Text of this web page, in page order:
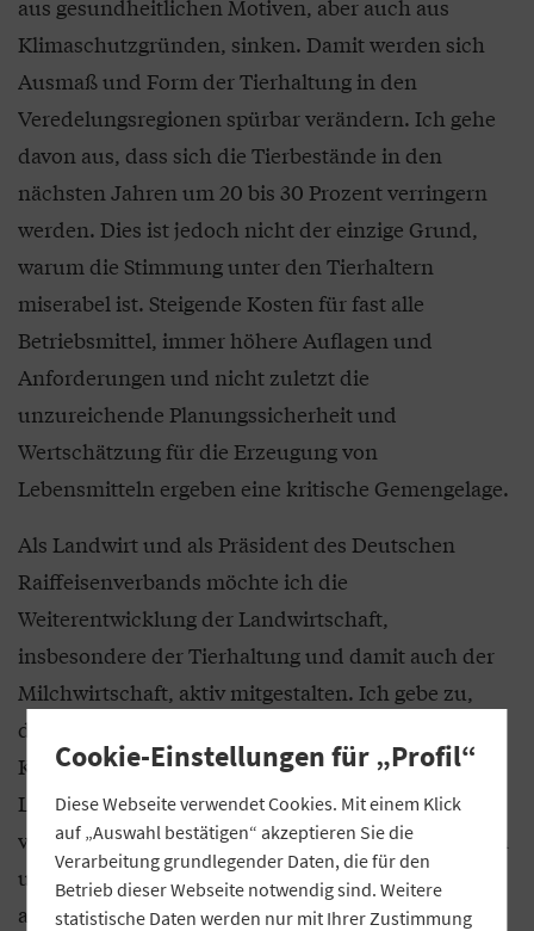
aus gesundheitlichen Motiven, aber auch aus
Klimaschutzgründen, sinken. Damit werden sich
Ausmaß und Form der Tierhaltung in den
Veredelungsregionen spürbar verändern. Ich gehe
davon aus, dass sich die Tierbestände in den
nächsten Jahren um 20 bis 30 Prozent verringern
werden. Dies ist jedoch nicht der einzige Grund,
warum die Stimmung unter den Tierhaltern
miserabel ist. Steigende Kosten für fast alle
Betriebsmittel, immer höhere Auflagen und
Anforderungen und nicht zuletzt die
unzureichende Planungssicherheit und
Wertschätzung für die Erzeugung von
Lebensmitteln ergeben eine kritische Gemengelage.
Als Landwirt und als Präsident des Deutschen
Raiffeisenverbands möchte ich die
Weiterentwicklung der Landwirtschaft,
insbesondere der Tierhaltung und damit auch der
Milchwirtschaft, aktiv mitgestalten. Ich gebe zu,
dass die Mitarbeit in der sogenannten Borchert-
Kommission und in der Zukunftskommission
Landwirtschaft (ZKL) nicht immer harmonisch
verlief. Aber wenn derart unterschiedliche Gruppen
und gesellschaftliche Interessen
aufeinandertreffen, müssen manche Diskussionen
Cookie-Einstellungen für „Profil“
Diese Webseite verwendet Cookies. Mit einem Klick
auf „Auswahl bestätigen“ akzeptieren Sie die
Verarbeitung grundlegender Daten, die für den
Betrieb dieser Webseite notwendig sind. Weitere
statistische Daten werden nur mit Ihrer Zustimmung